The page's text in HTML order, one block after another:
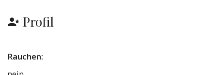
Profil
Rauchen: